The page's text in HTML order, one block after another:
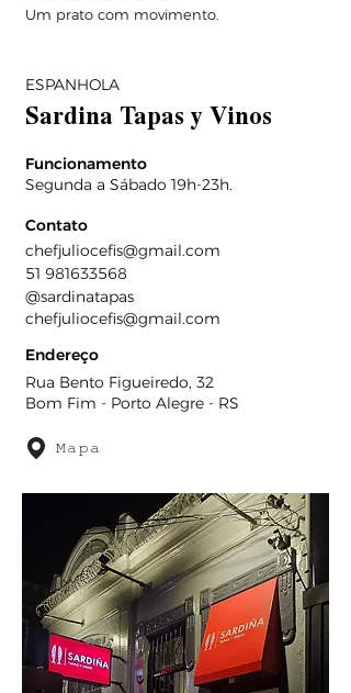
Um prato com movimento.
ESPANHOLA
Sardina Tapas y Vinos
Funcionamento
Segunda a Sábado 19h-23h.
Contato
chefjuliocefis@gmail.com
51 981633568
@sardinatapas
chefjuliocefis@gmail.com
Endereço
Rua Bento Figueiredo, 32
Bom Fim - Porto Alegre - RS
Mapa